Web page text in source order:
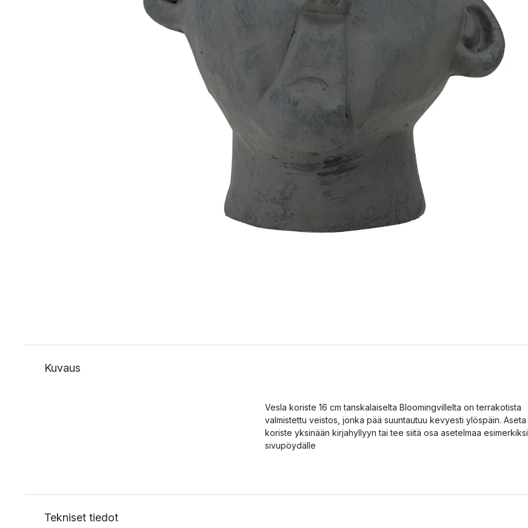
Kuvaus
Vesla koriste 16 cm tanskalaiselta Bloomingvillelta on terrakotista
valmistettu veistos, jonka pää suuntautuu kevyesti ylöspäin. Aseta
koriste yksinään kirjahyllyyn tai tee siitä osa asetelmaa esimerkiksi
sivupöydälle
Tekniset tiedot